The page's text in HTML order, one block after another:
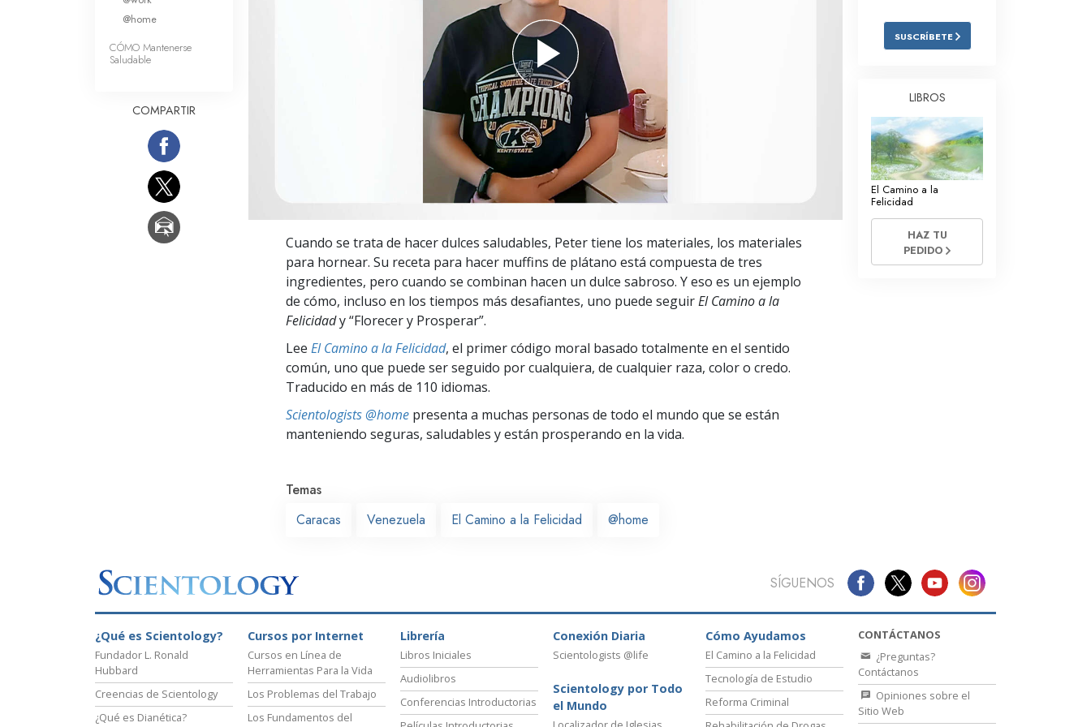
Respuestas a las Drogas
La Causa de la Supresión
Investigaciones
Los Fundamentos de la Organización
Los Fundamentos de las Relaciones
Cuando se trata de hacer dulces saludables, Peter tiene los materiales, los materiales
para hornear. Su receta para hacer muffins de plátano está compuesta de tres
ingredientes, pero cuando se combinan hacen un dulce sabroso. Y eso es un ejemplo
de cómo, incluso en los tiempos más desafiantes, uno puede seguirEl Camino a la
Felicidady “Florecer y Prosperar”.
Lee El Camino a la Felicidad, el primer código moral basado totalmente en el sentido
común, uno que puede ser seguido por cualquiera, de cualquier raza, color o credo.
Traducido en más de 110 idiomas.
Scientologists @home presenta a muchas personas de todo el mundo que se están
manteniendo seguras, saludables y están prosperando en la vida.
Temas
Caracas
Venezuela El Camino a la Felicidad @home
@home
CÓMO Mantenerse
Saludable
COMPARTIR
SUSCRÍBETE
LIBROS
El Camino a la
Felicidad
HAZ TU
PEDIDO
SÍGUENOS
¿Qué es Scientology?
Fundador L. Ronald
Hubbard
Creencias de Scientology
¿Qué es Dianética?
Cursos por Internet
Cursos en Línea de
Herramientas Para la Vida
Los Problemas del Trabajo
Los Fundamentos del
Librería
Libros Iniciales
Audiolibros
Conferencias Introductorias
Conexión Diaria
Scientologists @life
Scientology por Todo
el Mundo
Cómo Ayudamos
El Camino a la Felicidad
Tecnología de Estudio
Reforma Criminal
CONTÁCTANOS
¿Preguntas?
Contáctanos
Opiniones sobre el
Sitio Web